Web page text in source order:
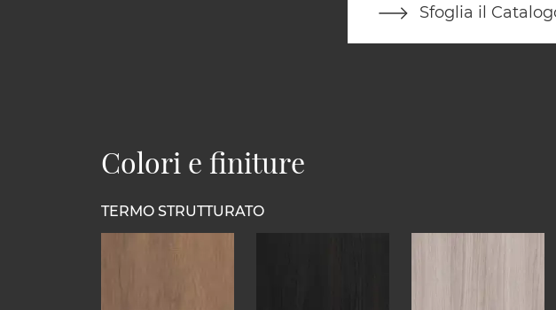
Sfoglia il
Colori e finiture
TERMO STRUTTURATO